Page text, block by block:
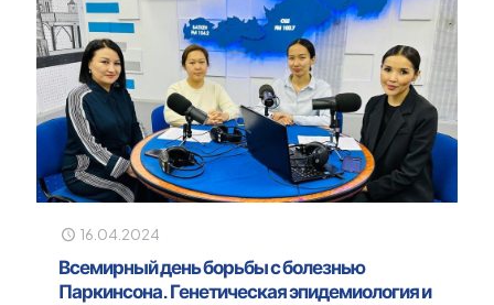
16.04.2024
Всемирный день борьбы с болезнью
Паркинсона. Генетическая эпидемиология и